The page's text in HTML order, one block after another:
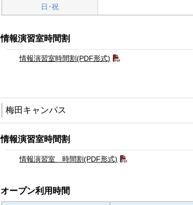
日･祝
情報演習室時間割
情報演習室時間割(PDF形式)
梅田キャンパス
情報演習室時間割
情報演習室 時間割(PDF形式)
オープン利用時間